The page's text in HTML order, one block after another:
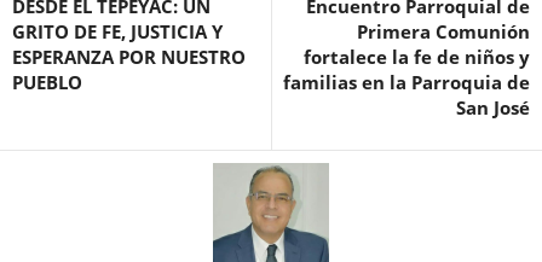
DESDE EL TEPEYAC: UN
GRITO DE FE, JUSTICIA Y
ESPERANZA POR NUESTRO
PUEBLO
Encuentro Parroquial de
Primera Comunión
fortalece la fe de niños y
familias en la Parroquia de
San José